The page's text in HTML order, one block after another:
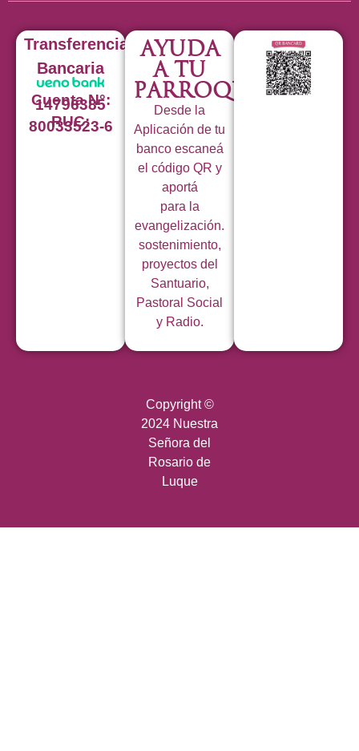
Transferencia
Bancaria
Cuenta N°:
14796385
RUC:
80033523-6
Ayuda
a tu
Parroquia
Desde la
Aplicación de tu
banco escaneá
el código QR y
aportá
para la
evangelización.
sostenimiento,
proyectos del
Santuario,
Pastoral Social
y Radio.
Copyright ©
2024 Nuestra
Señora del
Rosario de
Luque